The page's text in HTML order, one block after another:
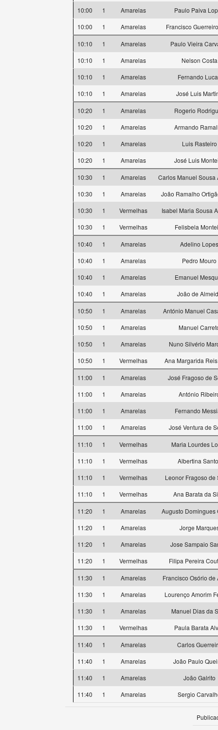
10:00
1 Amarelas
Paulo Paiva
10:00
1 Amarelas Francisco
10:10 1 Amarelas
Paulo Vieira
10:10
1 Amarelas
Nelson Costa
10:10
1 Amarelas
Fernando
10:10
1 Amarelas José Luis
10:20 1 Amarelas
Rogerio
10:20
1 Amarelas
Armando
10:20
1 Amarelas
Luis Rasteiro
10:20
1 Amarelas José Luis
10:30 1 Amarelas
Carlos Manuel Sousa
10:30
1 Amarelas
João Ramalho
10:30
1 Vermelhas
Isabel Maria Sousa
10:30
1 Vermelhas Felisbela
10:40 1 Amarelas
Adelino Lopes
10:40
1 Amarelas
Pedro Mouro
10:40
1 Amarelas
Emanuel
10:40
1 Amarelas João de
10:50 1 Amarelas
António Manuel
10:50
1 Amarelas
Manuel
10:50
1 Amarelas
Nuno Silvério
10:50
1 Vermelhas Ana Margarida
11:00 1 Amarelas
José Fragoso de
11:00
1 Amarelas
António
11:00
1 Amarelas
Fernando
11:00
1 Amarelas José Ventura de
11:10 1 Vermelhas
Maria Lourdes
11:10
1 Vermelhas
Albertina
11:10
1 Vermelhas
Leonor Fragoso de
11:10
1 Vermelhas Ana Barata da
11:20 1 Amarelas
Augusto Domingues
11:20
1 Amarelas
Jorge
11:20
1 Amarelas
Jose Sampaio
11:20
1 Vermelhas Filipa Pereira
11:30 1 Amarelas
Francisco Osório de
11:30
1 Amarelas
Lourenço Amorim
11:30
1 Amarelas
Manuel Dias da
11:30
1 Vermelhas Paula Barata
11:40 1 Amarelas
Carlos
11:40
1 Amarelas
João Paulo
11:40
1 Amarelas
João Galrito
11:40
1 Amarelas Sergio